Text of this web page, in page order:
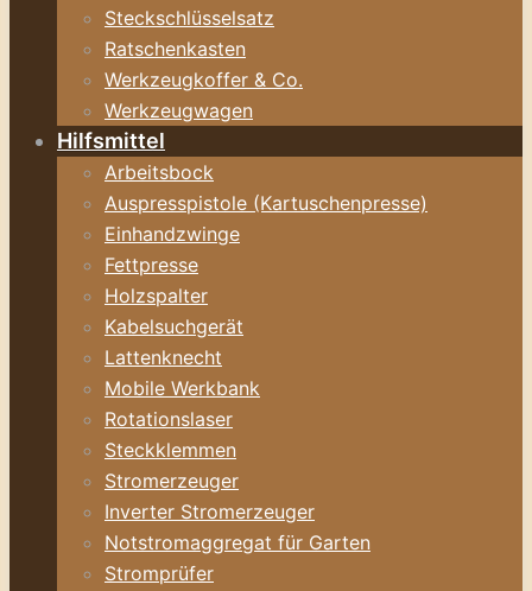
Steckschlüsselsatz
Ratschenkasten
Werkzeugkoffer & Co.
Werkzeugwagen
Hilfsmittel
Arbeitsbock
Auspresspistole (Kartuschenpresse)
Einhandzwinge
Fettpresse
Holzspalter
Kabelsuchgerät
Lattenknecht
Mobile Werkbank
Rotationslaser
Steckklemmen
Stromerzeuger
Inverter Stromerzeuger
Notstromaggregat für Garten
Stromprüfer